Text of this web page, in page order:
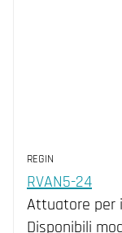
REGIN
RVAN5-24
Attuatore per
Disponibili